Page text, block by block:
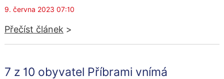
9. června 2023 07:10
Přečíst článek >
7 z 10 obyvatel Příbrami vnímá